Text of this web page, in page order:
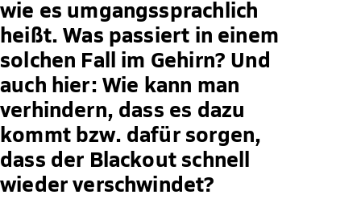
wie es umgangssprachlich
heißt. Was passiert in einem
solchen Fall im Gehirn? Und
auch hier: Wie kann man
verhindern, dass es dazu
kommt bzw. dafür sorgen,
dass der Blackout schnell
wieder verschwindet?